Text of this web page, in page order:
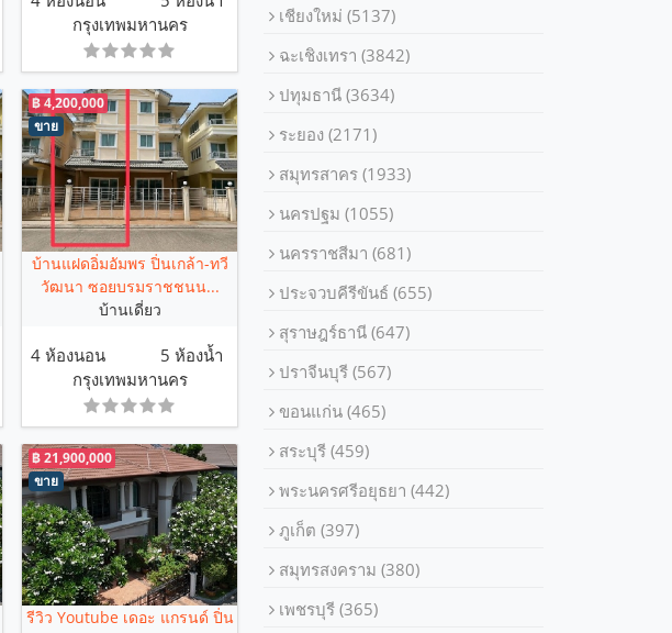
กรุงเทพมหานคร
ขาย
฿ 4,200,000
บ้านแฝดอิ่มอัมพร ปิ่นเกล้า-ทวี
วัฒนา ซอยบรมราชชนน...
บ้านเดี่ยว
4 ห้องนอน
5 ห้องน้ำ
กรุงเทพมหานคร
ขาย
฿ 21,900,000
รีวิว Youtube เดอะ แกรนด์ ปิ่น
เชียงใหม่
(5137)
ฉะเชิงเทรา
(3842)
ปทุมธานี
(3634)
ระยอง
(2171)
สมุทรสาคร
(1933)
นครปฐม
(1055)
นครราชสีมา
(681)
ประจวบคีรีขันธ์
(655)
สุราษฎร์ธานี
(647)
ปราจีนบุรี
(567)
ขอนแก่น
(465)
สระบุรี
(459)
พระนครศรีอยุธยา
(442)
ภูเก็ต
(397)
สมุทรสงคราม
(380)
เพชรบุรี
(365)